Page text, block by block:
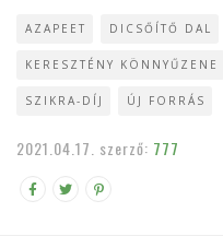
AZAPEET DICSŐÍTŐ DAL
KERESZTÉNY KÖNNYŰZENE
SZIKRA-DÍJ ÚJ FORRÁS
2021.04.17. szerző: 777